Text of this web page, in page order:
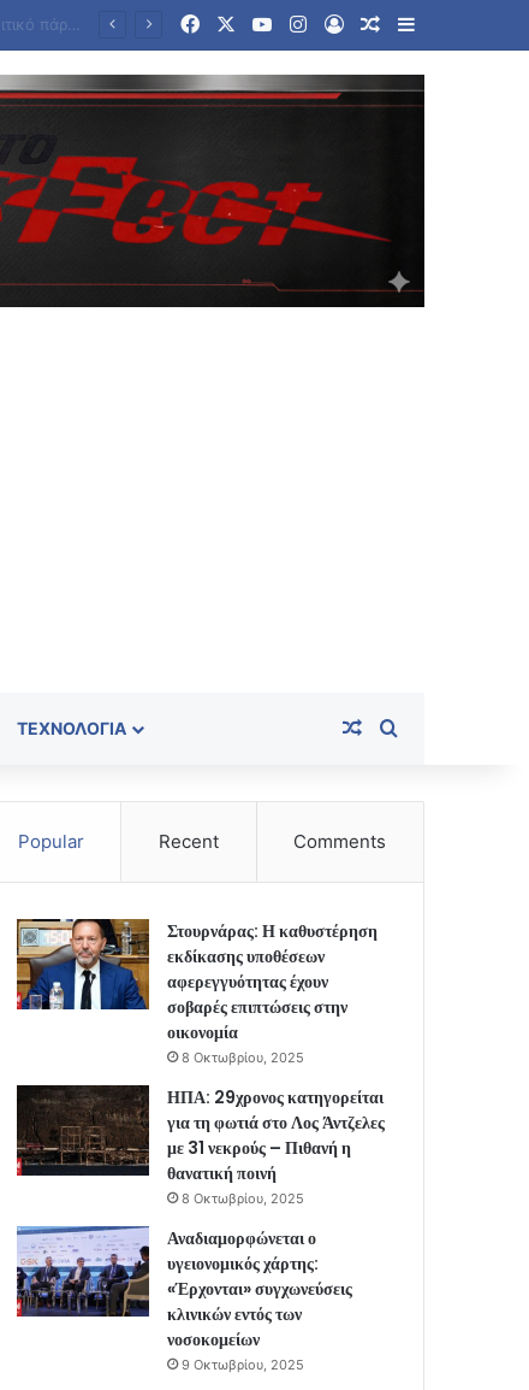
FacebookYouTubeInstagram
Log InRandom Article
Sidebar
ΤΕΧΝΟΛΟΓΊΑ Random Article
Popular Recent Comments
Στουρνάρας: Η καθυστέρηση
εκδίκασης υποθέσεων
αφερεγγυότητας έχουν
σοβαρές επιπτώσεις στην
οικονομία
8 Οκτωβρίου, 2025
ΗΠΑ: 29χρονος κατηγορείται
για τη φωτιά στο Λος Άντζελες
με 31 νεκρούς – Πιθανή η
θανατική ποινή
8 Οκτωβρίου, 2025
Αναδιαμορφώνεται ο
υγειονομικός χάρτης:
«Έρχονται» συγχωνεύσεις
κλινικών εντός των
νοσοκομείων
9 Οκτωβρίου, 2025